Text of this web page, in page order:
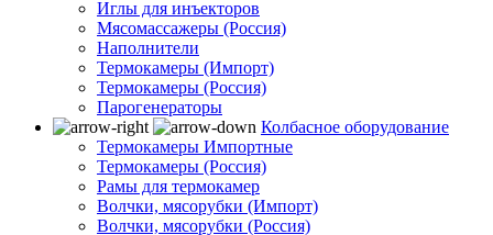
Иглы для инъекторов
Мясомассажеры (Россия)
Наполнители
Термокамеры (Импорт)
Термокамеры (Россия)
Парогенераторы
Колбасное оборудование
Термокамеры Импортные
Термокамеры (Россия)
Рамы для термокамер
Волчки, мясорубки (Импорт)
Волчки, мясорубки (Россия)